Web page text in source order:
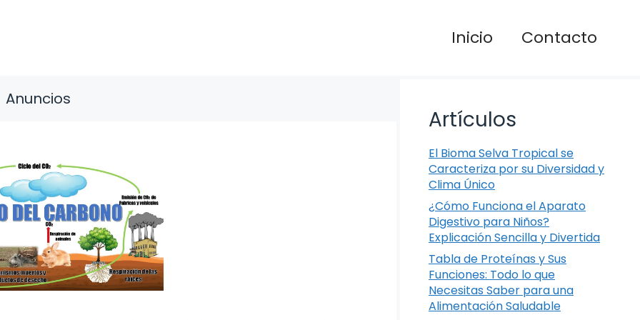
Inicio Contacto
Anuncios
Artículos
El Bioma Selva Tropical se
Caracteriza por su Diversidad y
Clima Único
¿Cómo Funciona el Aparato
Digestivo para Niños?
Explicación Sencilla y Divertida
Tabla de Proteínas y Sus
Funciones: Todo lo que
Necesitas Saber para una
Alimentación Saludable